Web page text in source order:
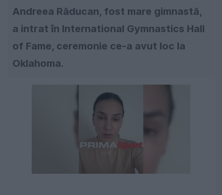
Andreea Răducan, fost mare gimnastă,
a intrat în International Gymnastics Hall
of Fame, ceremonie ce-a avut loc la
Oklahoma.